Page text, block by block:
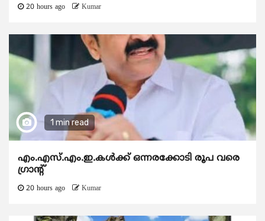
20 hours ago Kumar
1 min read
എം.എസ്.എം.ഇ.കൾക്ക് ഒന്നരക്കോടി രൂപ വരെ
ഗ്രാന്റ്
20 hours ago Kumar